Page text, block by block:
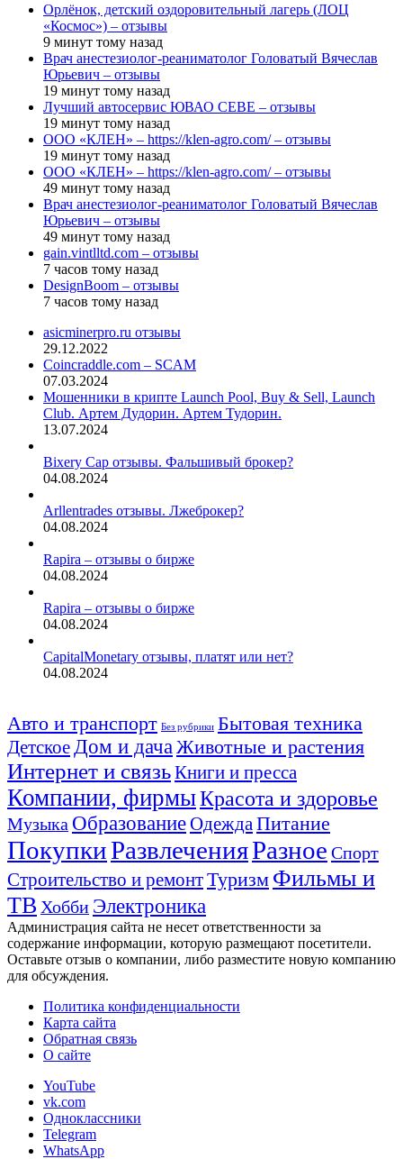
Орлёнок, детский оздоровительный лагерь (ЛОЦ
«Космос») – отзывы
9 минут тому назад
Врач анестезиолог-реаниматолог Головатый Вячеслав
Юрьевич – отзывы
19 минут тому назад
Лучший автосервис ЮВАО CEBE – отзывы
19 минут тому назад
ООО «КЛЕН» – https://klen-agro.com/ – отзывы
19 минут тому назад
ООО «КЛЕН» – https://klen-agro.com/ – отзывы
49 минут тому назад
Врач анестезиолог-реаниматолог Головатый Вячеслав
Юрьевич – отзывы
49 минут тому назад
gain.vintlltd.com – отзывы
7 часов тому назад
DesignBoom – отзывы
7 часов тому назад
asicminerpro.ru отзывы
29.12.2022
Coincraddle.com – SCAM
07.03.2024
Мошенники в крипте Launch Pool, Buy & Sell, Launch
Club. Артем Дудорин. Артем Тудорин.
13.07.2024
Bixery Cap отзывы. Фальшивый брокер?
04.08.2024
Arllentrades отзывы. Лжеброкер?
04.08.2024
Rapira – отзывы о бирже
04.08.2024
Rapira – отзывы о бирже
04.08.2024
CapitalMonetary отзывы, платят или нет?
04.08.2024
Авто и транспорт Без рубрики Бытовая техника
Детское Дом и дача Животные и растения
Интернет и связьКниги и пресса
Компании, фирмыКрасота и здоровье
Музыка ОбразованиеОдежда Питание
ПокупкиРазвлеченияРазное Спорт
Строительство и ремонтТуризм Фильмы и
ТВ Хобби Электроника
Администрация сайта не несет ответственности за
содержание информации, которую размещают посетители.
Оставьте отзыв о компании, либо разместите новую компанию
для обсуждения.
Политика конфиденциальности
Карта сайта
Обратная связь
О сайте
YouTube
vk.com
Одноклассники
Telegram
WhatsApp